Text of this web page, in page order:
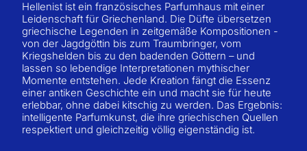
Hellenist ist ein französisches Parfumhaus mit einer
Leidenschaft für Griechenland. Die Düfte übersetzen
griechische Legenden in zeitgemäße Kompositionen -
von der Jagdgöttin bis zum Traumbringer, vom
Kriegshelden bis zu den badenden Göttern – und
lassen so lebendige Interpretationen mythischer
Momente entstehen. Jede Kreation fängt die Essenz
einer antiken Geschichte ein und macht sie für heute
erlebbar, ohne dabei kitschig zu werden. Das Ergebnis:
intelligente Parfumkunst, die ihre griechischen Quellen
respektiert und gleichzeitig völlig eigenständig ist.